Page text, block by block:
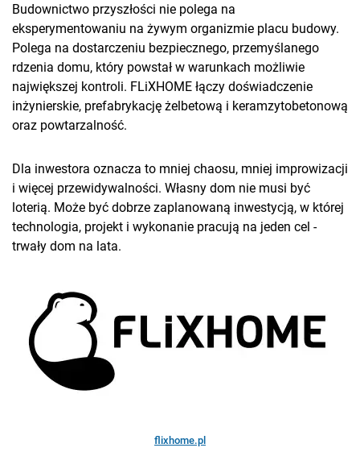
Budownictwo przyszłości nie polega na
eksperymentowaniu na żywym organizmie placu budowy.
Polega na dostarczeniu bezpiecznego, przemyślanego
rdzenia domu, który powstał w warunkach możliwie
największej kontroli. FLiXHOME łączy doświadczenie
inżynierskie, prefabrykację żelbetową i keramzytobetonową
oraz powtarzalność.
Dla inwestora oznacza to mniej chaosu, mniej improwizacji
i więcej przewidywalności. Własny dom nie musi być
loterią. Może być dobrze zaplanowaną inwestycją, w której
technologia, projekt i wykonanie pracują na jeden cel -
trwały dom na lata.
flixhome.pl